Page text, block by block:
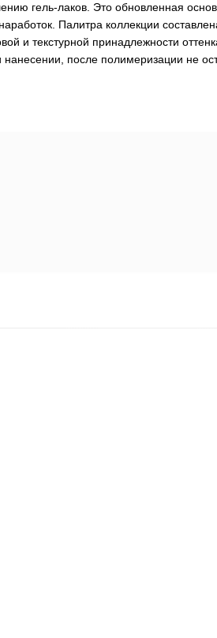
гель-лаков. Это обновленная
Палитра коллекции
и текстурной принадлежности
после полимеризации не